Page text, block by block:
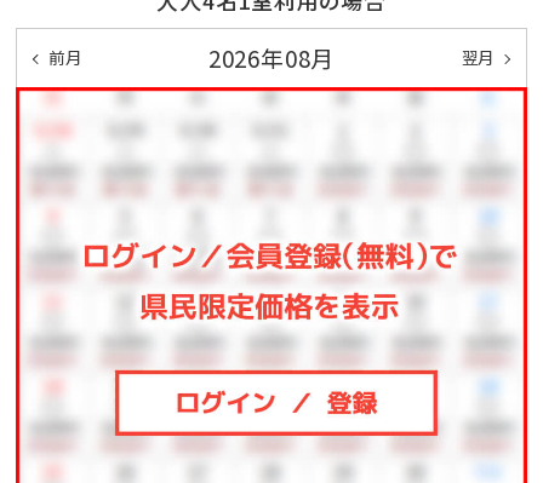
前月 2026年08月 翌月